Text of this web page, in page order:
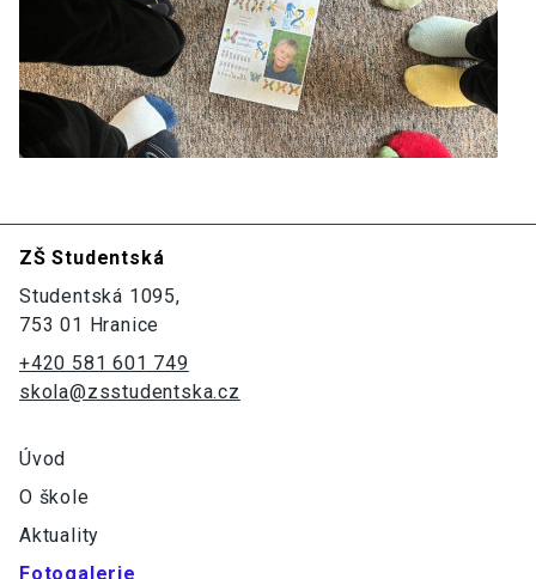
ZŠ Studentská
Studentská 1095,
753 01 Hranice
+420 581 601 749
skola@zsstudentska.cz
Úvod
O škole
Aktuality
Fotogalerie